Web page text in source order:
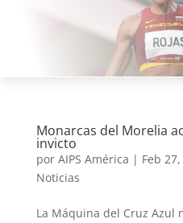
Monarcas del Morelia
invicto
por AIPS América | Feb
Noticias
La Máquina del Cruz Azul